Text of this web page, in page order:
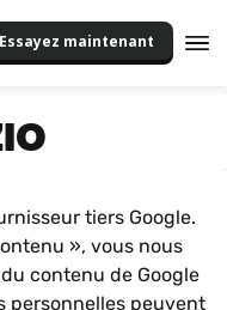
Essayez maintenant
tiers Google.
», vous nous
contenu de Google
personnelles peuvent